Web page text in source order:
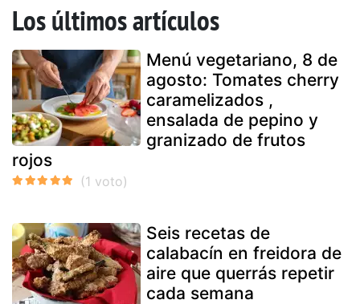
Los últimos artículos
Menú vegetariano, 8 de
agosto: Tomates cherry
caramelizados ,
ensalada de pepino y
granizado de frutos
rojos
Seis recetas de
calabacín en freidora de
aire que querrás repetir
cada semana